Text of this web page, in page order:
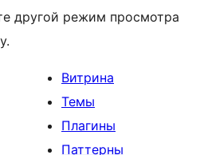
другой режим просмотра
Витрина
Темы
Плагины
Паттерны